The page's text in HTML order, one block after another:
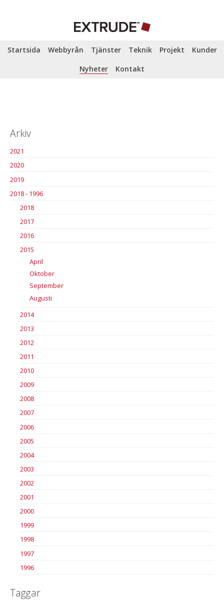
Startsida Webbyrån Tjänster Teknik Projekt
Kunder
Nyheter
Kontakt
Arkiv
2021
2020
2019
2018 - 1996
2018
2017
2016
2015
April
Oktober
September
Augusti
2014
2013
2012
2011
2010
2009
2008
2007
2006
2005
2004
2003
2002
2001
2000
1999
1998
1997
1996
Taggar